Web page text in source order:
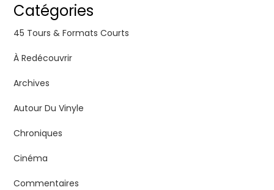
Catégories
45 Tours & Formats Courts
À Redécouvrir
Archives
Autour Du Vinyle
Chroniques
Cinéma
Commentaires